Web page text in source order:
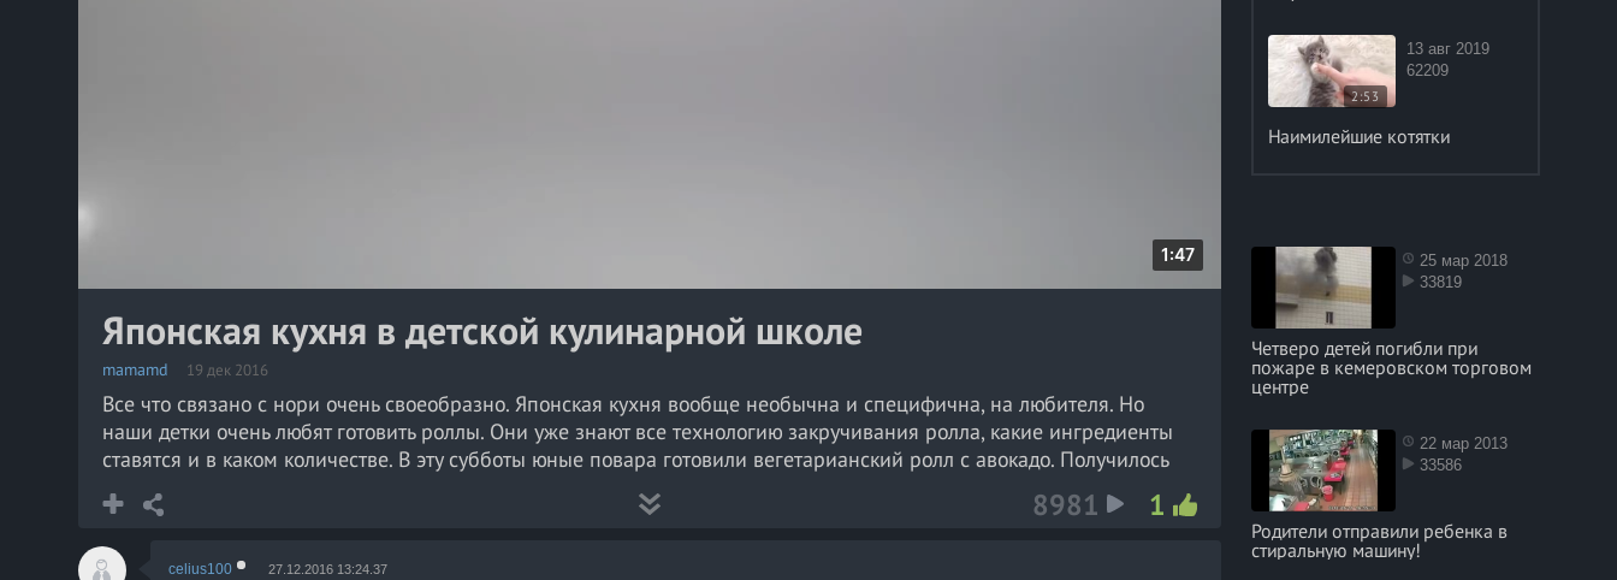
D
u
o
n
1:47
Японская кухня в детской кулинарной школе
mamamd 19 дек 2016
Все что связано с нори очень своеобразно. Японская кухня вообще необычна и специфична, на любителя. Но
наши детки очень любят готовить роллы. Они уже знают все технологию закручивания ролла, какие ингредиенты
ставятся и в каком количестве. В эту субботы юные повара готовили вегетарианский ролл с авокадо. Получилось
очень вкусно.
8981 1
2:53
13 авг 2019
62209
Наимилейшие котятки
25 мар 2018
33819
Четверо детей погибли при
пожаре в кемеровском торговом
центре
22 мар 2013
33586
Родители отправили ребенка в
стиральную машину!
celius100 27.12.2016 13:24.37